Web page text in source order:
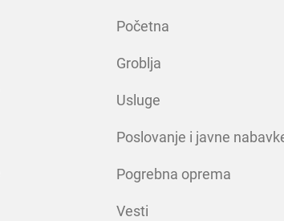
Početna
Groblja
Usluge
Poslovanje i javne
Pogrebna oprema
Vesti